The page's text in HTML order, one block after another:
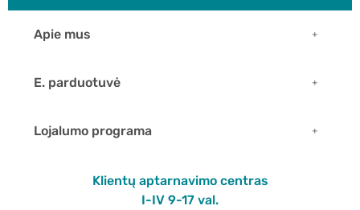
Apie mus
E. parduotuvė
Lojalumo programa
Klientų aptarnavimo centras
I-IV 9-17 val.